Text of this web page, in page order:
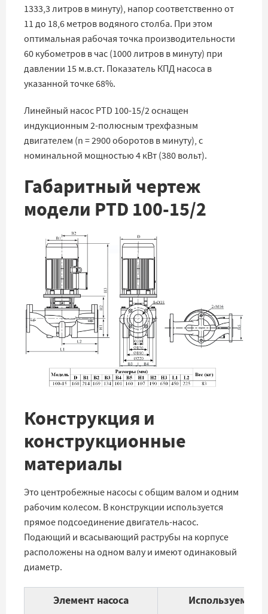
1333,3 литров в минуту), напор соответственно от
11 до 18,6 метров водяного столба. При этом
оптимальная рабочая точка производительности
60 кубометров в час (1000 литров в минуту) при
давлении 15 м.в.ст. Показатель КПД насоса в
указанной точке 68%.
Линейный насос PTD 100-15/2 оснащен
индукционным 2-полюсным трехфазным
двигателем (n = 2900 оборотов в минуту), с
номинальной мощностью 4 кВт (380 вольт).
Габаритный чертеж
модели PTD 100-15/2
Конструкция и
конструкционные
материалы
Это центробежные насосы с общим валом и одним
рабочим колесом. В конструкции используется
прямое подсоединение двигатель-насос.
Подающий и всасывающий раструбы на корпусе
расположены на одном валу и имеют одинаковый
диаметр.
Элемент насоса
Используемые